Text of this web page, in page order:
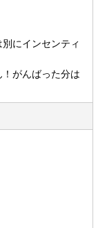
にインセンティ
がんばった分は